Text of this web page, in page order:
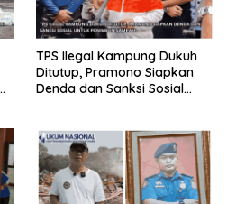
TPS Ilegal Kampung Dukuh
Ditutup, Pramono Siapkan
Denda dan Sanksi Sosial